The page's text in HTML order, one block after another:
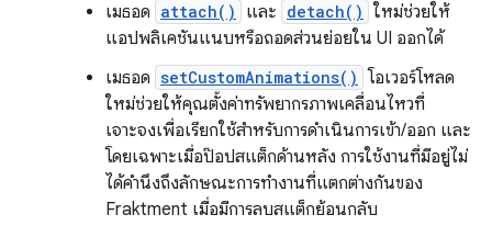
เมธอด attach() และ detach() ใหม่ช่วยให้
แอปพลิเคชันแนบหรือถอดส่วนย่อยใน UI ออกได้
เมธอด setCustomAnimations() โอเวอร์โหลด
ใหม่ช่วยให้คุณตั้งค่าทรัพยากรภาพเคลื่อนไหวที่
เจาะจงเพื่อเรียกใช้สำหรับการดำเนินการเข้า/ออก และ
โดยเฉพาะเมื่อป๊อปสแต็กด้านหลัง การใช้งานที่มีอยู่ไม่
ได้คำนึงถึงลักษณะการทํางานที่แตกต่างกันของ
Fraktment เมื่อมีการลบสแต็กย้อนกลับ